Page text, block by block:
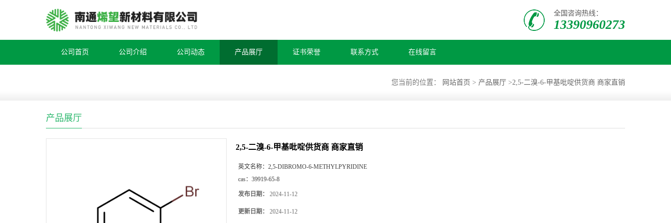
全国咨询热线：
13390960273
公司首页 公司介绍 公司动态 产品展厅 证书荣誉 联系方式 在线留言
您当前的位置： 网站首页 > 产品展厅 >2,5-二溴-6-甲基吡啶供货商 商家直销
产品展厅
2,5-二溴-6-甲基吡啶供货商 商家直销
英文名称： 2,5-DIBROMO-6-METHYLPYRIDINE
cas： 39919-65-8
发布日期： 2024-11-12
更新日期： 2024-11-12